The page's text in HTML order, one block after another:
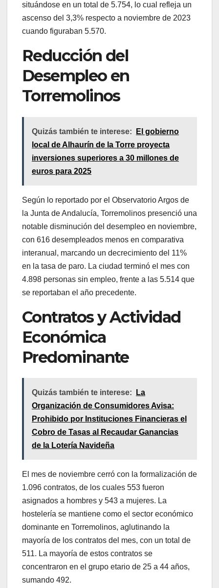
situándose en un total de 5.754, lo cual refleja un
ascenso del 3,3% respecto a noviembre de 2023
cuando figuraban 5.570.
Reducción del
Desempleo en
Torremolinos
Quizás también te interese:
El gobierno
local de Alhaurín de la Torre proyecta
inversiones superiores a 30 millones de
euros para 2025
Según lo reportado por el Observatorio Argos de
la Junta de Andalucía, Torremolinos presenció una
notable disminución del desempleo en noviembre,
con 616 desempleados menos en comparativa
interanual, marcando un decrecimiento del 11%
en la tasa de paro. La ciudad terminó el mes con
4.898 personas sin empleo, frente a las 5.514 que
se reportaban el año precedente.
Contratos y Actividad
Económica
Predominante
Quizás también te interese:
La
Organización de Consumidores Avisa:
Prohibido por Instituciones Financieras el
Cobro de Tasas al Recaudar Ganancias
de la Lotería Navideña
El mes de noviembre cerró con la formalización de
1.096 contratos, de los cuales 553 fueron
asignados a hombres y 543 a mujeres. La
hostelería se mantiene como el sector económico
dominante en Torremolinos, aglutinando la
mayoría de los contratos del mes, con un total de
511. La mayoría de estos contratos se
concentraron en el grupo etario de 25 a 44 años,
sumando 492.